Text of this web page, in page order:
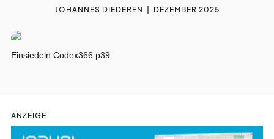
gefunden
JOHANNES DIEDEREN DEZEMBER 2025
Einsiedeln.Codex366.p39
ANZEIGE